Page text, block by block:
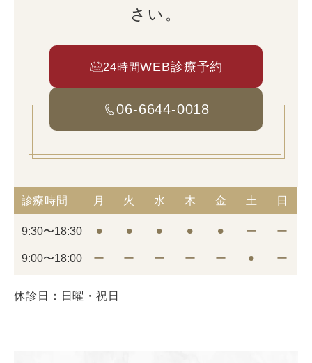
さい。
24時間WEB診療予約
06-6644-0018
診療時間 月 火 水 木 金 土 日
9:30〜18:30 ⚫︎ ⚫︎ ⚫︎ ⚫︎ ⚫︎ ー ー
9:00〜18:00 ー ー ー ー ー ⚫︎ ー
休診日：日曜・祝日